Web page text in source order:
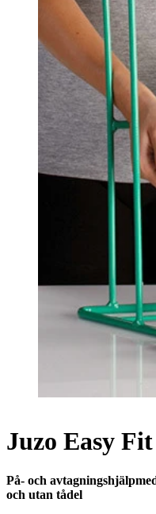
Juzo Easy Fit
På- och
och utan tådel